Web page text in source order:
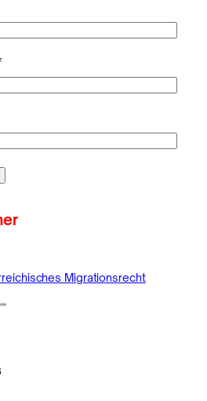
Migrationsrecht